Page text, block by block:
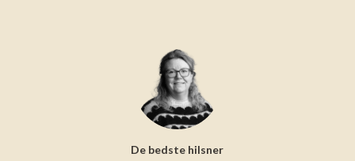
De bedste hilsner